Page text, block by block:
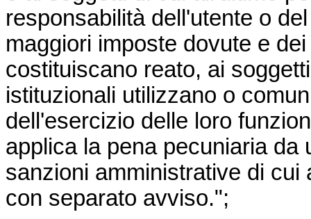
responsabilità dell'utente o
maggiori imposte dovute e
costituiscano reato, ai
istituzionali utilizzano o
dell'esercizio delle loro
applica la pena pecuniaria da
sanzioni amministrative di
con separato avviso.";